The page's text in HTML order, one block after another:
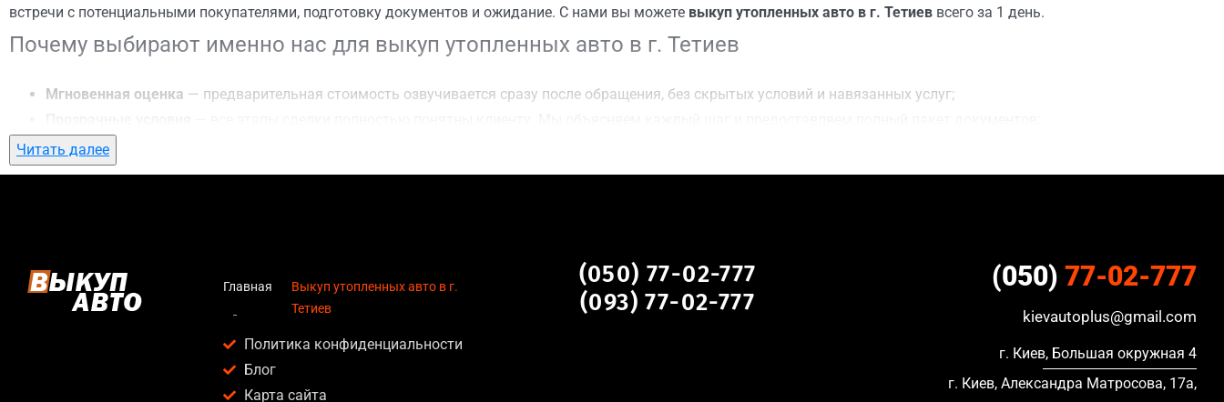
встречи с потенциальными покупателями, подготовку документов и ожидание. С нами вы можете выкуп утопленных авто в г. Тетиев всего за 1 день.
Почему выбирают именно нас для выкуп утопленных авто в г. Тетиев
Мгновенная оценка — предварительная стоимость озвучивается сразу после обращения, без скрытых условий и навязанных услуг;
Гибкий подход
Честные цены— предлагаем до 95% от рыночной стоимости даже за авто после аварии или с пробегом;
Кому подойдет выкуп утопленных авто в г. Тетиев
Услуга выкуп утопленных авто в г. Тетиев актуальна для:
Владельцев автомобилей после аварии, когда восстановление экономически нецелесообразно;
Читать далее
Главная
Выкуп утопленных авто в г.
Тетиев
Политика конфиденциальности
Блог
Карта сайта
(050) 77-02-777
(093) 77-02-777
(050) 77-02-777
kievautoplus@gmail.com
г. Киев, Большая окружная 4
г. Киев, Александра Матросова, 17а,